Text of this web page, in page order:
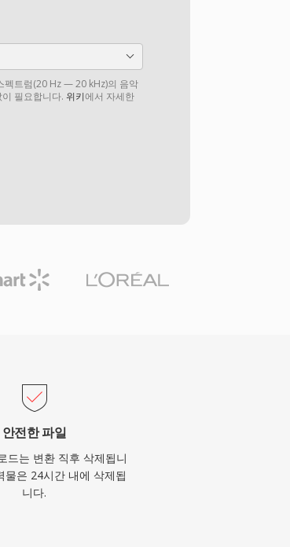
펙트럼(20 Hz — 20 kHz)의 음악
필요합니다. 위키에서 자세한
안전한 파일
드는 변환 직후 삭제됩니
물은 24시간 내에 삭제됩
니다.